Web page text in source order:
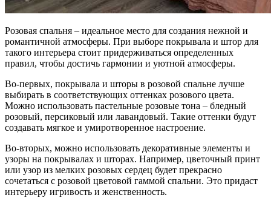
Розовая спальня – идеальное место для создания нежной и
романтичной атмосферы. При выборе покрывала и штор для
такого интерьера стоит придерживаться определенных
правил, чтобы достичь гармонии и уютной атмосферы.
Во-первых, покрывала и шторы в розовой спальне лучше
выбирать в соответствующих оттенках розового цвета.
Можно использовать пастельные розовые тона – бледный
розовый, персиковый или лавандовый. Такие оттенки будут
создавать мягкое и умиротворенное настроение.
Во-вторых, можно использовать декоративные элементы и
узоры на покрывалах и шторах. Например, цветочный принт
или узор из мелких розовых сердец будет прекрасно
сочетаться с розовой цветовой гаммой спальни. Это придаст
интерьеру игривость и женственность.